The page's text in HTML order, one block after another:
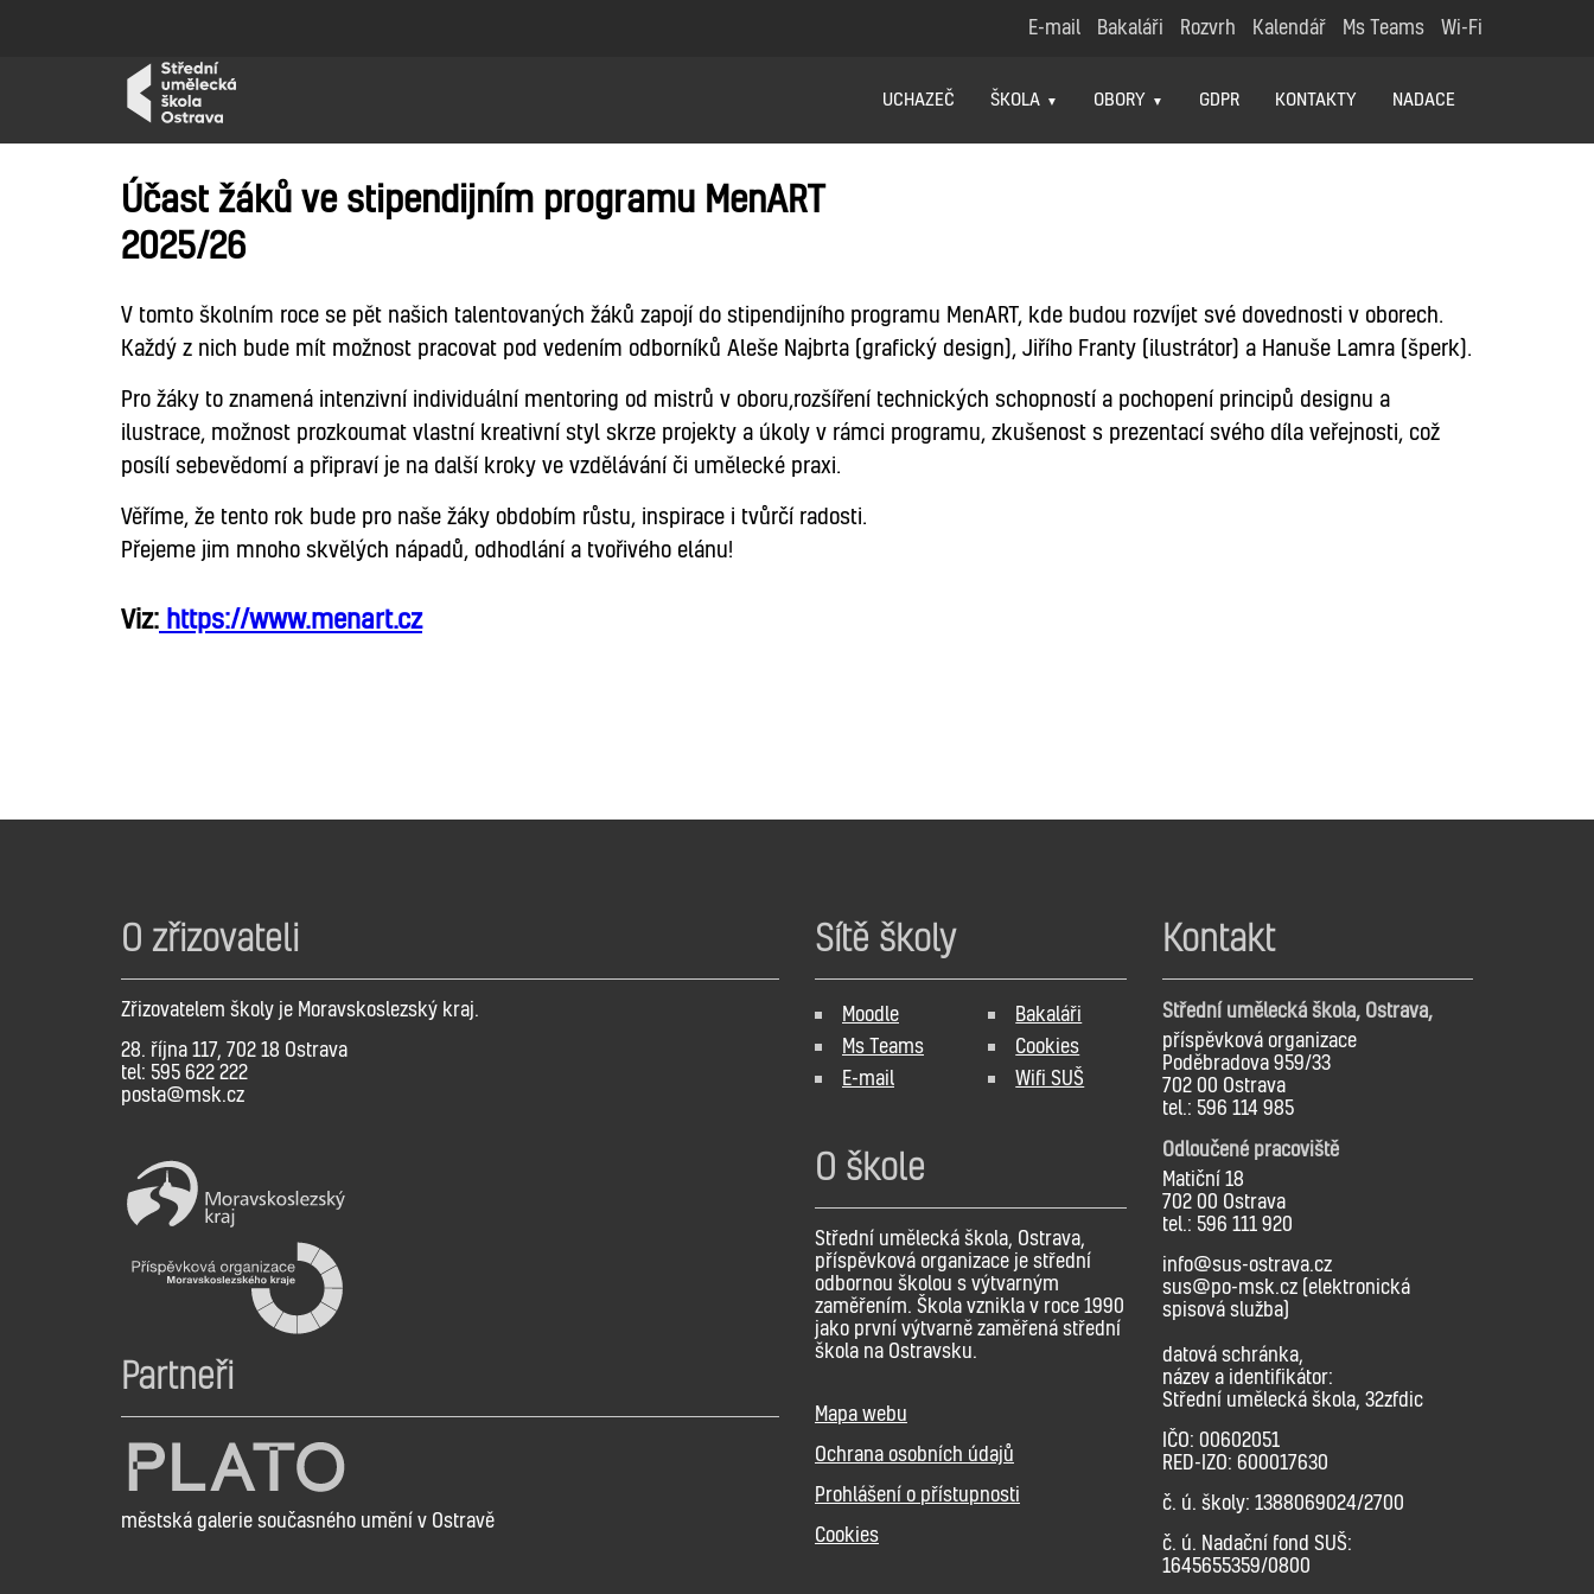
E-mail Bakaláři Rozvrh Kalendář Ms Teams Wi-Fi
UCHAZEČ ŠKOLA OBORY GDPR KONTAKTY NADACE
Účast žáků ve stipendijním programu MenART
2025/26
V tomto školním roce se pět našich talentovaných žáků zapojí do stipendijního programu MenART, kde budou rozvíjet své dovednosti v oborech.
Každý z nich bude mít možnost pracovat pod vedením odborníků Aleše Najbrta (grafický design), Jiřího Franty (ilustrátor) a Hanuše Lamra (šperk).
Pro žáky to znamená intenzivní individuální mentoring od mistrů v oboru,rozšíření technických schopností a pochopení principů designu a
ilustrace, možnost prozkoumat vlastní kreativní styl skrze projekty a úkoly v rámci programu, zkušenost s prezentací svého díla veřejnosti, což
posílí sebevědomí a připraví je na další kroky ve vzdělávání či umělecké praxi.
Věříme, že tento rok bude pro naše žáky obdobím růstu, inspirace i tvůrčí radosti.
Přejeme jim mnoho skvělých nápadů, odhodlání a tvořivého elánu!
Viz: https://www.menart.cz
O zřizovateli
Zřizovatelem školy je Moravskoslezský kraj.
28. října 117, 702 18 Ostrava
tel: 595 622 222
posta@msk.cz
Partneři
městská galerie současného umění v Ostravě
Sítě školy
Moodle
Ms Teams
E-mail
Bakaláři
Cookies
Wifi SUŠ
O škole
Střední umělecká škola, Ostrava,
příspěvková organizace je střední
odbornou školou s výtvarným
zaměřením. Škola vznikla v roce 1990
jako první výtvarně zaměřená střední
škola na Ostravsku.
Mapa webu
Ochrana osobních údajů
Prohlášení o přístupnosti
Cookies
Kontakt
Střední umělecká škola, Ostrava,
příspěvková organizace
Poděbradova 959/33
702 00 Ostrava
tel.: 596 114 985
Odloučené pracoviště
Matiční 18
702 00 Ostrava
tel.: 596 111 920
info@sus-ostrava.cz
sus@po-msk.cz (elektronická
spisová služba)
datová schránka,
název a identifikátor:
Střední umělecká škola, 32zfdic
IČO: 00602051
RED-IZO: 600017630
č. ú. školy: 1388069024/2700
č. ú. Nadační fond SUŠ:
1645655359/0800